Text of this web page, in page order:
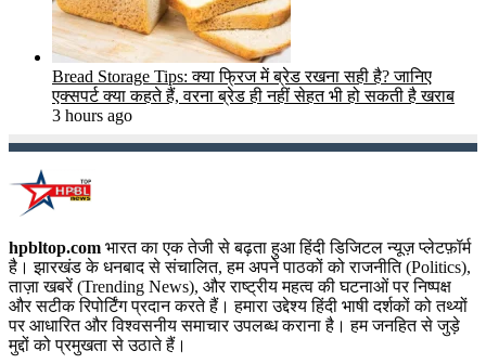
Bread Storage Tips: क्या फ्रिज में ब्रेड रखना सही है? जानिए
एक्सपर्ट क्या कहते हैं, वरना ब्रेड ही नहीं सेहत भी हो सकती है खराब
3 hours ago
hpbltop.com भारत का एक तेजी से बढ़ता हुआ हिंदी डिजिटल न्यूज़ प्लेटफ़ॉर्म
है। झारखंड के धनबाद से संचालित, हम अपने पाठकों को राजनीति (Politics),
ताज़ा खबरें (Trending News), और राष्ट्रीय महत्व की घटनाओं पर निष्पक्ष
और सटीक रिपोर्टिंग प्रदान करते हैं। हमारा उद्देश्य हिंदी भाषी दर्शकों को तथ्यों
पर आधारित और विश्वसनीय समाचार उपलब्ध कराना है। हम जनहित से जुड़े
मुद्दों को प्रमुखता से उठाते हैं।